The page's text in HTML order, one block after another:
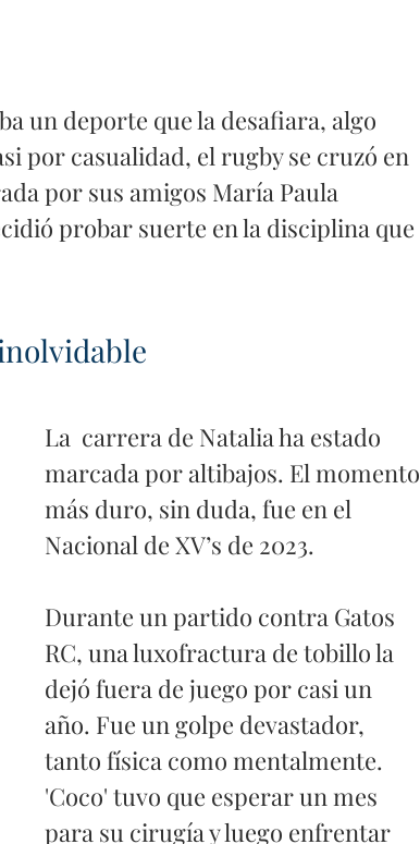
un deporte que la desafiara, algo
por casualidad, el rugby se cruzó en
por sus amigos María Paula
probar suerte en la disciplina que
La  carrera de Natalia ha estado
marcada por altibajos. El momento
más duro, sin duda, fue en el
Nacional de XV’s de 2023.
Durante un partido contra Gatos
RC, una luxofractura de tobillo la
dejó fuera de juego por casi un
año. Fue un golpe devastador,
tanto física como mentalmente.
'Coco' tuvo que esperar un mes
para su cirugía y luego enfrentar